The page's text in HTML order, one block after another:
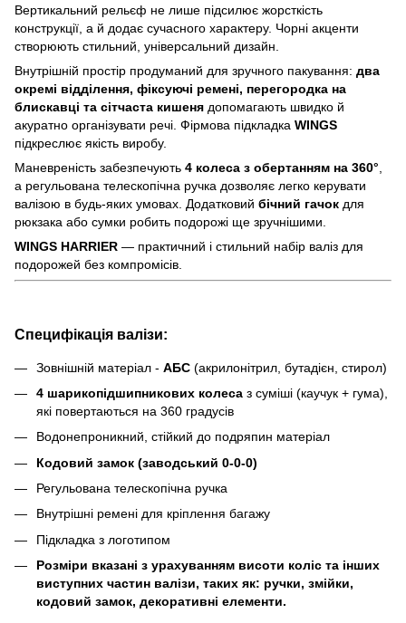
Вертикальний рельєф не лише підсилює жорсткість
конструкції, а й додає сучасного характеру. Чорні акценти
створюють стильний, універсальний дизайн.
Внутрішній простір продуманий для зручного пакування: два
окремі відділення, фіксуючі ремені, перегородка на
блискавці та сітчаста кишеня допомагають швидко й
акуратно організувати речі. Фірмова підкладка WINGS
підкреслює якість виробу.
Маневреність забезпечують 4 колеса з обертанням на 360°
а регульована телескопічна ручка дозволяє легко керувати
валізою в будь-яких умовах. Додатковий бічний гачок для
рюкзака або сумки робить подорожі ще зручнішими.
WINGS HARRIER — практичний і стильний набір валіз для
подорожей без компромісів.
Специфікація валізи:
Зовнішній матеріал - АБС (акрилонітрил, бутадієн, стирол)
4 шарикопідшипникових колеса з суміші (каучук + гума),
які повертаються на 360 градусів
Водонепроникний, стійкий до подряпин матеріал
Кодовий замок (заводський 0-0-0)
Регульована телескопічна ручка
Внутрішні ремені для кріплення багажу
Підкладка з логотипом
Розміри вказані з урахуванням висоти коліс та інших
виступних частин валізи, таких як: ручки, змійки,
кодовий замок, декоративні елементи.